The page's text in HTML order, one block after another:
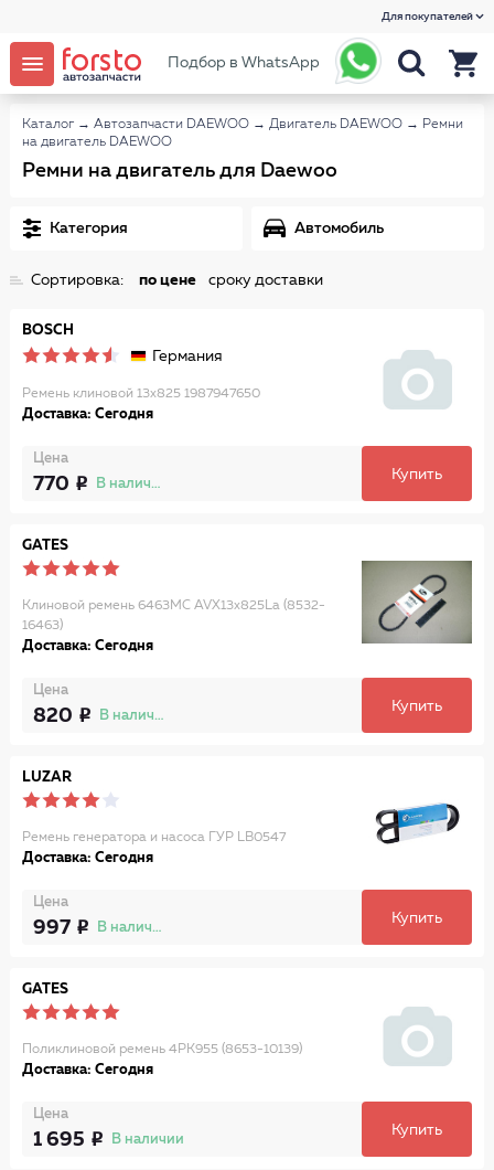
Для покупателей
Подбор в WhatsApp
Каталог → Автозапчасти DAEWOO → Двигатель DAEWOO → Ремни
на двигатель DAEWOO
Ремни на двигатель для Daewoo
Категория Автомобиль
Сортировка: по цене сроку доставки
BOSCH
Германия
Ремень клиновой 13x825 1987947650
Доставка: Сегодня
Цена
770 В наличии
Купить
GATES
Клиновой ремень 6463MC AVX13x825La (8532-
16463)
Доставка: Сегодня
Цена
820 В наличии
Купить
LUZAR
Ремень генератора и насоса ГУР LB0547
Доставка: Сегодня
Цена
997 В наличии
Купить
GATES
Поликлиновой ремень 4PK955 (8653-10139)
Доставка: Сегодня
Цена
1 695 В наличии
Купить